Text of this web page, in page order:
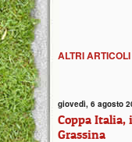
ALTRI
giovedì, 6 agosto
Coppa Italia,
Grassina